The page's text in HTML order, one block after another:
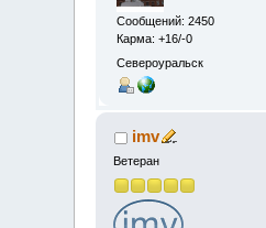
Сообщений: 2450
Карма: +16/-0
Североуральск
imv
Ветеран